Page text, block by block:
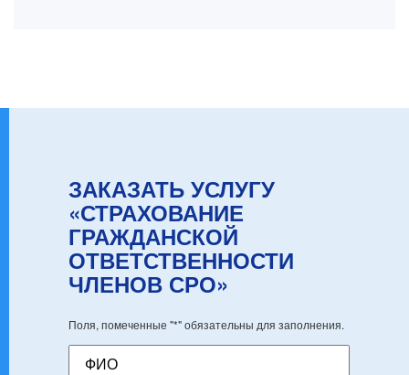
ЗАКАЗАТЬ УСЛУГУ
«СТРАХОВАНИЕ
ГРАЖДАНСКОЙ
ОТВЕТСТВЕННОСТИ
ЧЛЕНОВ СРО»
Поля, помеченные "*" обязательны для заполнения.
ФИО